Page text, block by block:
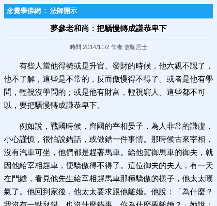
念覺學佛網 : 法師開示
夢參老和尚：把驕慢轉成謙恭卑下
時間:2014/11/2 作者:信願居士
有些人當他得勢或是升官、發財的時候，他六親不認了，
他不了解，這些是不常的，反而傲慢得不得了。或者是他有學
問，輕視沒學問的；或是他有財富，輕視窮人。這些都不可
以，要把驕慢轉成謙恭卑下。
例如說，戰國時候，齊國的宰相晏子，為人非常的謙虛，
小心謹慎，很怕說錯話，或做錯一件事情。那時候古來宰相，
沒有汽車可坐，他們都是趕著馬車。給他駕御馬車的御夫，就
因他給宰相趕車，便驕傲得不得了。這位御夫的夫人，有一天
在門縫，看見他先生給宰相趕馬車那種驕傲的樣子，他太太嘆
氣了。他回到家後，他太太要求跟他離婚。他說：「為什麼？